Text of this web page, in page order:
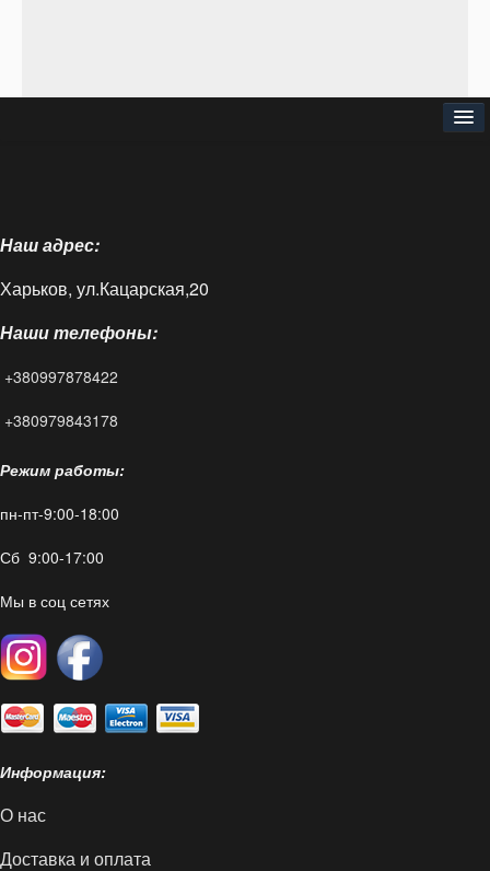
Доставка и оплата
Блог
FAQ
Контакты
Наш адрес:
Харьков, ул.Кацарская,20
Наши телефоны:
+380997878422
+380979843178
Режим работы:
пн-пт-9:00-18:00
Сб 9:00-17:00
Мы в соц сетях
Информация:
О нас
Доставка и оплата